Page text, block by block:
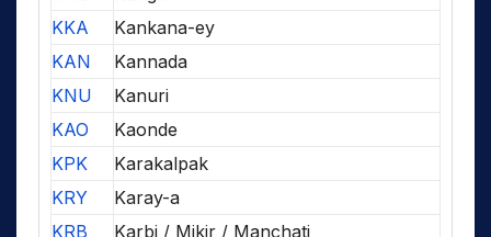
KKA
Kankana-ey
KAN
Kannada
KNU
Kanuri
KAO
Kaonde
KPK
Karakalpak
KRY
Karay-a
KRB
Karbi / Mikir / Manchati